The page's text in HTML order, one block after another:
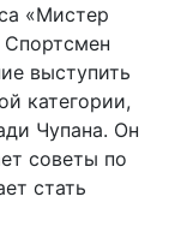
«Мистер
Спортсмен
выступить
категории,
Чупана. Он
советы по
стать